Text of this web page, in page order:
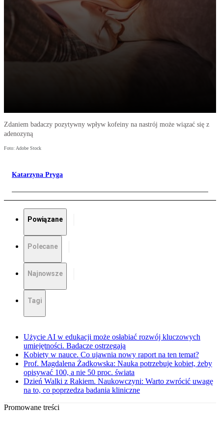
Zdaniem badaczy pozytywny wpływ kofeiny na nastrój może wiązać się z
adenozyną
Foto: Adobe Stock
Katarzyna Pryga
Powiązane
Polecane
Najnowsze
Tagi
Użycie AI w edukacji może osłabiać rozwój kluczowych
umiejętności. Badacze ostrzegają
Kobiety w nauce. Co ujawnia nowy raport na ten temat?
Prof. Magdalena Żadkowska: Nauka potrzebuje kobiet, żeby
opisywać 100, a nie 50 proc. świata
Dzień Walki z Rakiem. Naukowczyni: Warto zwrócić uwagę
na to, co poprzedza badania kliniczne
Promowane treści